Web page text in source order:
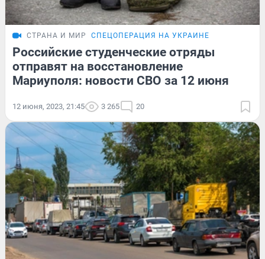
СТРАНА И МИР СПЕЦОПЕРАЦИЯ НА УКРАИНЕ
Российские студенческие отряды
отправят на восстановление
Мариуполя: новости СВО за 12 июня
12 июня, 2023, 21:45 3 265 20